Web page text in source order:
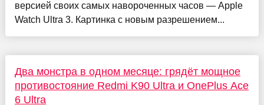
версией своих самых навороченных часов — Apple
Watch Ultra 3. Картинка с новым разрешением...
Два монстра в одном месяце: грядёт мощное
противостояние Redmi K90 Ultra и OnePlus Ace
6 Ultra